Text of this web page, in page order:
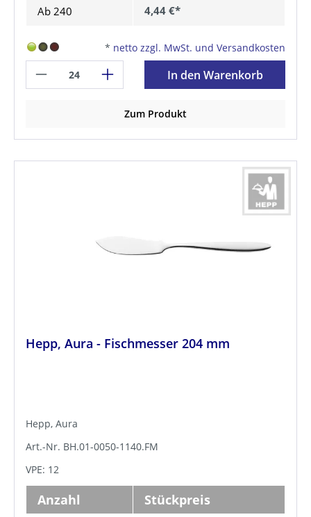
Ab 240 4,44 €*
* netto zzgl. MwSt. und Versandkosten
In den Warenkorb
Zum Produkt
Hepp, Aura - Fischmesser 204 mm
Hepp, Aura
Art.-Nr. BH.01-0050-1140.FM
VPE: 12
Anzahl Stückpreis